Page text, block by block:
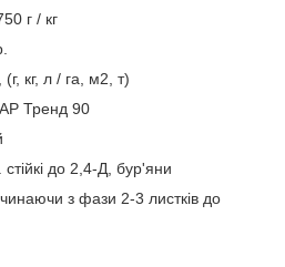
г / кг
кг, л / га, м2, т)
Тренд 90
стійкі до 2,4-Д, бур'яни
з фази 2-3 листків до